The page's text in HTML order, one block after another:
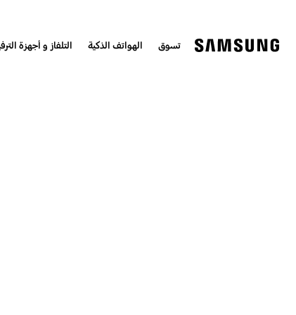
تسوق الهواتف الذكية التلفاز و أجهزة